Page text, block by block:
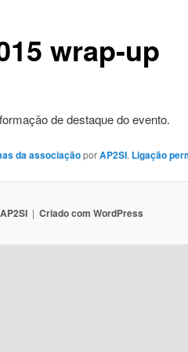
wrap-up
de destaque do evento.
da associaçãoporAP2SI. Ligação
Criado com WordPress